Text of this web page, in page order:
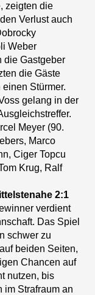
zeigten die
Verlust auch
Weber
die Gastgeber
die Gäste
Stürmer.
gelang in der
Meyer (90.
Marco
Ciger Topcu
Krug, Ralf
2:1
verdient
Das Spiel
schwer zu
beiden Seiten,
Chancen auf
nutzen, bis
im Strafraum an